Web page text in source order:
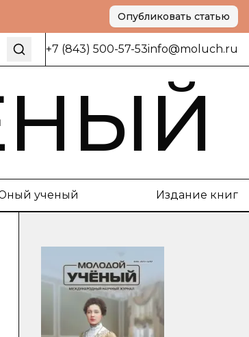
Опубликовать статью
+7 (843) 500-57-53info@moluch.ru
ученый Издание книг